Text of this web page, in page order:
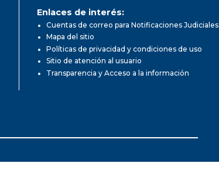
Enlaces de interés:
Cuentas de correo para Notificaciones Judiciales
Mapa del sitio
Políticas de privacidad y condiciones de uso
Sitio de atención al usuario
Transparencia y Acceso a la información